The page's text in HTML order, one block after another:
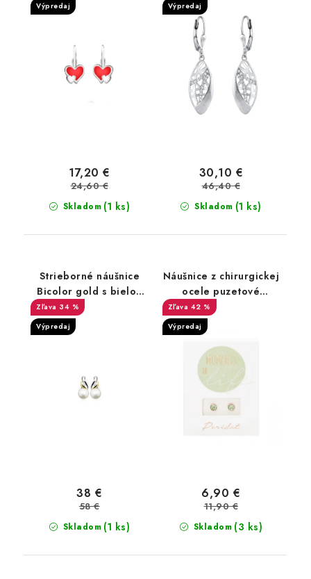
Výpredaj
Skladom (1 ks)
17,20 €
24,60 €
Výpredaj
Skladom (1 ks)
30,10 €
46,40 €
Strieborné náušnice
Bicolor gold s bielou
perlou a zirkónmi
34 %
Výpredaj
Skladom (1 ks)
38 €
58 €
Náušnice z chirurgickej
ocele puzetové
Peridot
42 %
Výpredaj
Skladom (3 ks)
6,90 €
11,90 €